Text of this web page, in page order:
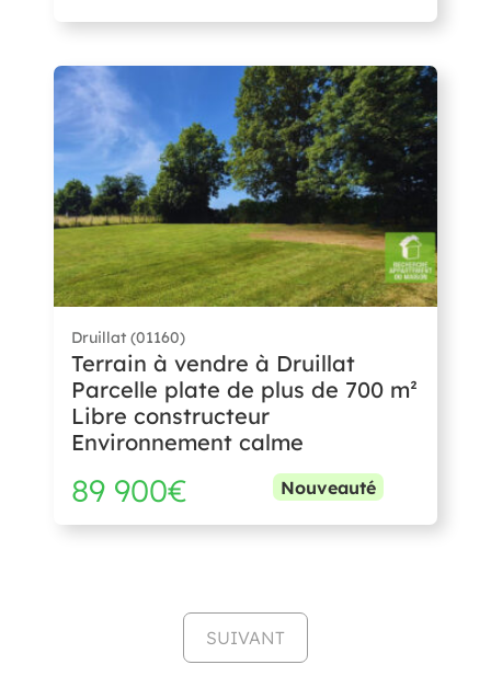
Druillat (01160)
Terrain à vendre à Druillat
Parcelle plate de plus de 700 m²
Libre constructeur
Environnement calme
89 900€ Nouveauté
SUIVANT